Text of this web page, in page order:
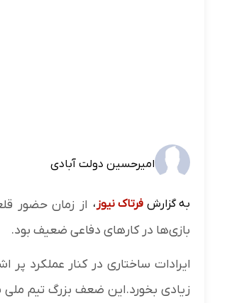
امیرحسین دولت آبادی
به گزارش فرتاک نیوز ، از زمان حضور
بازی‌ها در کارهای دفاعی ضعیف بود.
ایرادات ساختاری در کنار عملکرد
زیادی بخورد.این ضعف بزرگ تیم